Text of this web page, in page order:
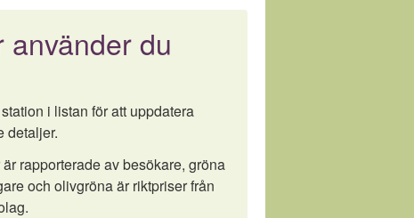
använder du
i listan för att uppdatera
detaljer.
rapporterade av besökare, gröna
och olivgröna är riktpriser från